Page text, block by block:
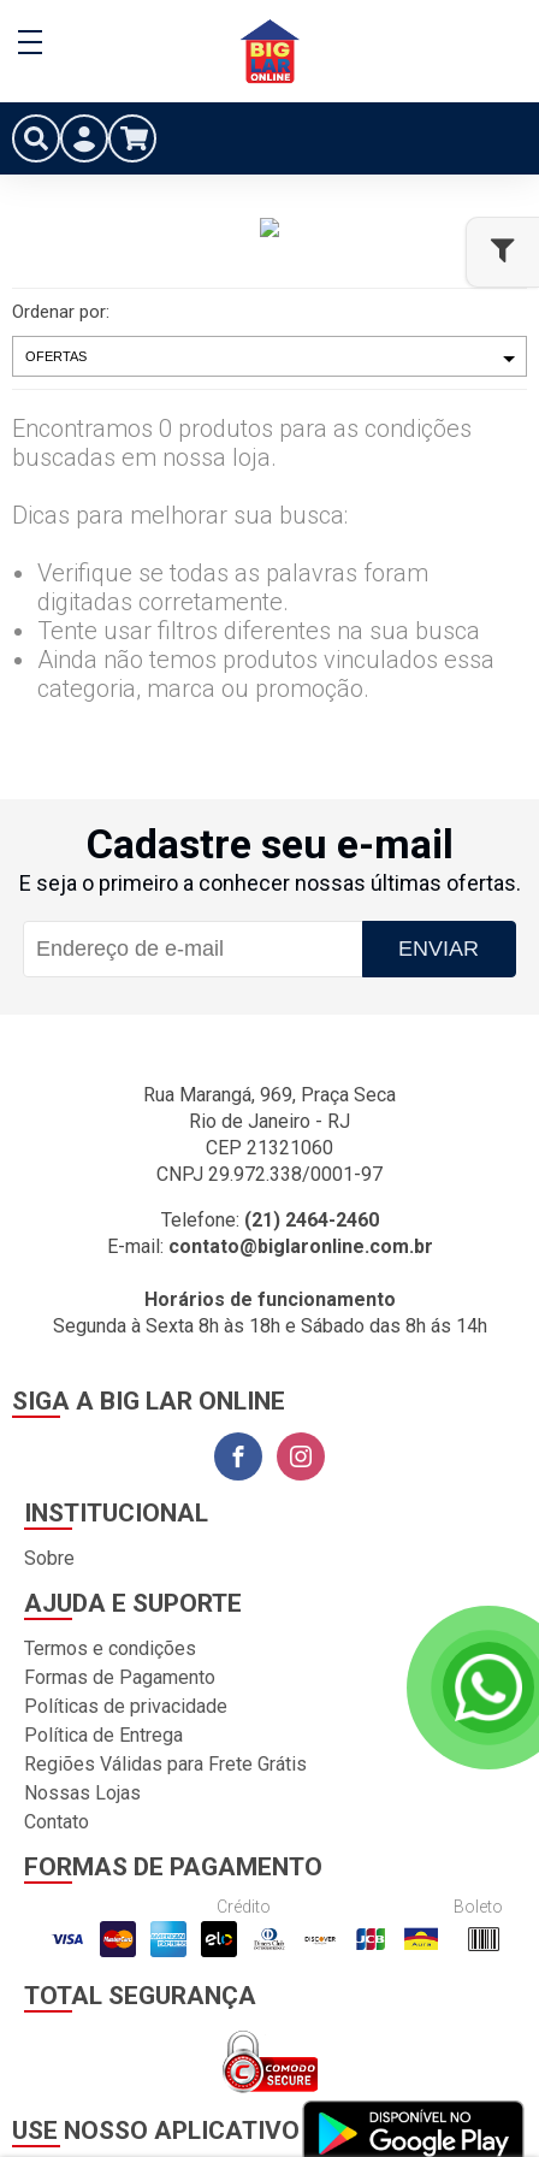
Ordenar por:
Encontramos 0 produtos para as condições
buscadas em nossa loja.
Dicas para melhorar sua busca:
Verifique se todas as palavras foram
digitadas corretamente.
Tente usar filtros diferentes na sua busca
Ainda não temos produtos vinculados essa
categoria, marca ou promoção.
Cadastre seu e-mail
E seja o primeiro a conhecer nossas últimas ofertas.
ENVIAR
Rua Marangá, 969, Praça Seca
Rio de Janeiro - RJ
CEP 21321060
CNPJ 29.972.338/0001-97
Telefone: (21) 2464-2460
E-mail: contato@biglaronline.com.br
Horários de funcionamento
Segunda à Sexta 8h às 18h e Sábado das 8h ás 14h
SIGA A BIG LAR ONLINE
INSTITUCIONAL
Sobre
AJUDA E SUPORTE
Termos e condições
Formas de Pagamento
Políticas de privacidade
Política de Entrega
Regiões Válidas para Frete Grátis
Nossas Lojas
Contato
FORMAS DE PAGAMENTO
Crédito Boleto
TOTAL SEGURANÇA
USE NOSSO APLICATIVO